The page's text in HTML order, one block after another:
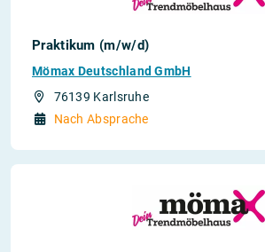
Praktikum (m/w/d)
Mömax Deutschland GmbH
76139 Karlsruhe
Nach Absprache